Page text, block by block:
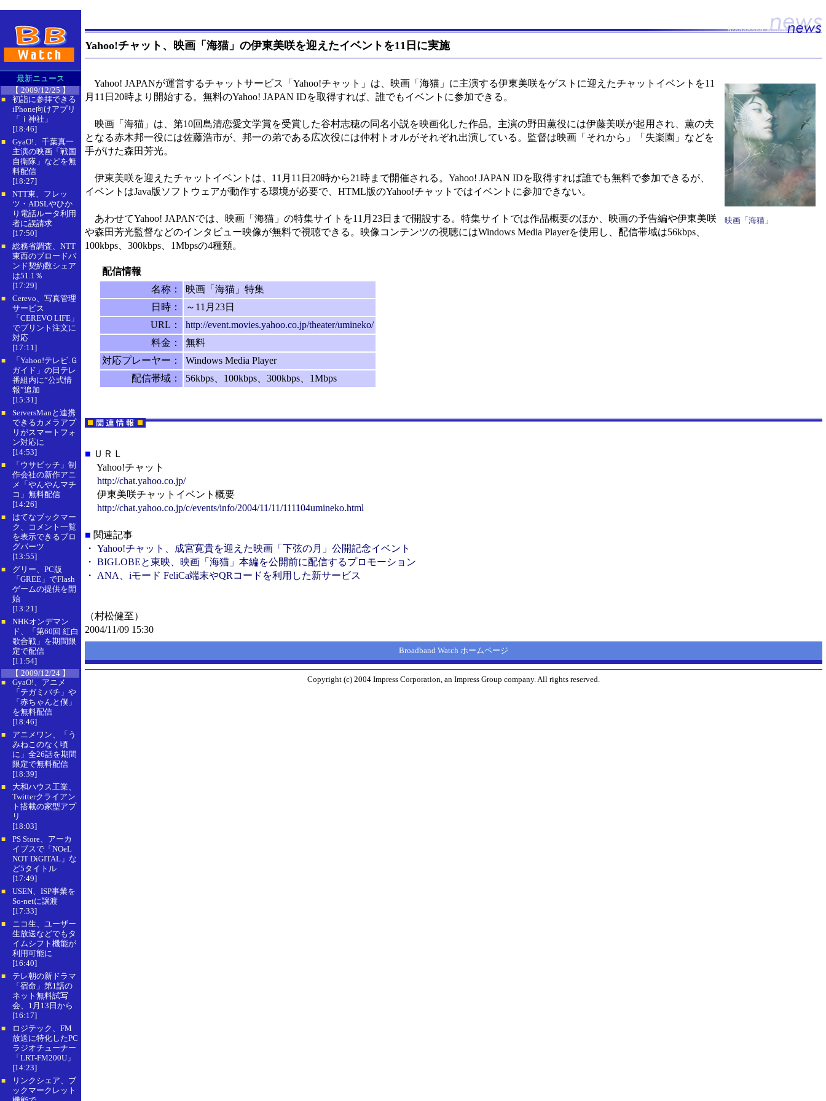
最新ニュース
【 2009/12/25 】
■
初詣に参拝できる
iPhone向けアプリ
「ｉ神社」
[18:46]
■
GyaO!、千葉真一
主演の映画「戦国
自衛隊」などを無
料配信
[18:27]
■
NTT東、フレッ
ツ・ADSLやひか
り電話ルータ利用
者に誤請求
[17:50]
■
総務省調査、NTT
東西のブロードバ
ンド契約数シェア
は51.1％
[17:29]
■
Cerevo、写真管理
サービス
「CEREVO LIFE」
でプリント注文に
対応
[17:11]
■
「Yahoo!テレビ.Ｇ
ガイド」の日テレ
番組内に“公式情
報”追加
[15:31]
■
ServersManと連携
できるカメラアプ
リがスマートフォ
ン対応に
[14:53]
■
「ウサビッチ」制
作会社の新作アニ
メ「やんやんマチ
コ」無料配信
[14:26]
■
はてなブックマー
ク、コメント一覧
を表示できるブロ
グパーツ
[13:55]
■
グリー、PC版
「GREE」でFlash
ゲームの提供を開
始
[13:21]
■
NHKオンデマン
ド、「第60回 紅白
歌合戦」を期間限
定で配信
[11:54]
【 2009/12/24 】
■
GyaO!、アニメ
「テガミバチ」や
「赤ちゃんと僕」
を無料配信
[18:46]
■
アニメワン、「う
みねこのなく頃
に」全26話を期間
限定で無料配信
[18:39]
■
大和ハウス工業、
Twitterクライアン
ト搭載の家型アプ
リ
[18:03]
■
PS Store、アーカ
イブスで「NOeL
NOT DiGITAL」な
ど5タイトル
[17:49]
■
USEN、ISP事業を
So-netに譲渡
[17:33]
■
ニコ生、ユーザー
生放送などでもタ
イムシフト機能が
利用可能に
[16:40]
■
テレ朝の新ドラマ
「宿命」第1話の
ネット無料試写
会、1月13日から
[16:17]
■
ロジテック、FM
放送に特化したPC
ラジオチューナー
「LRT-FM200U」
[14:23]
■
リンクシェア、ブ
ックマークレット
Yahoo!チャット、映画「海猫」の伊東美咲を迎えたイベントを11日に実施
映画「海猫」
Yahoo! JAPANが運営するチャットサービス「Yahoo!チャット」は、映画「海猫」に主演する伊東美咲をゲストに迎えたチャットイベントを11
月11日20時より開始する。無料のYahoo! JAPAN IDを取得すれば、誰でもイベントに参加できる。
映画「海猫」は、第10回島清恋愛文学賞を受賞した谷村志穂の同名小説を映画化した作品。主演の野田薫役には伊藤美咲が起用され、薫の夫
となる赤木邦一役には佐藤浩市が、邦一の弟である広次役には仲村トオルがそれぞれ出演している。監督は映画「それから」「失楽園」などを
手がけた森田芳光。
伊東美咲を迎えたチャットイベントは、11月11日20時から21時まで開催される。Yahoo! JAPAN IDを取得すれば誰でも無料で参加できるが、
イベントはJava版ソフトウェアが動作する環境が必要で、HTML版のYahoo!チャットではイベントに参加できない。
あわせてYahoo! JAPANでは、映画「海猫」の特集サイトを11月23日まで開設する。特集サイトでは作品概要のほか、映画の予告編や伊東美咲
や森田芳光監督などのインタビュー映像が無料で視聴できる。映像コンテンツの視聴にはWindows Media Playerを使用し、配信帯域は56kbps、
100kbps、300kbps、1Mbpsの4種類。
配信情報
名称：
映画「海猫」特集
日時：
～11月23日
URL：
http://event.movies.yahoo.co.jp/theater/umineko/
料金：
無料
対応プレーヤー：
Windows Media Player
配信帯域：
56kbps、100kbps、300kbps、1Mbps
■ ＵＲＬ
Yahoo!チャット
http://chat.yahoo.co.jp/
伊東美咲チャットイベント概要
http://chat.yahoo.co.jp/c/events/info/2004/11/11/111104umineko.html
■ 関連記事
・ Yahoo!チャット、成宮寛貴を迎えた映画「下弦の月」公開記念イベント
・ BIGLOBEと東映、映画「海猫」本編を公開前に配信するプロモーション
・ ANA、iモード FeliCa端末やQRコードを利用した新サービス
（村松健至）
2004/11/09 15:30
Broadband Watch ホームページ
Copyright (c) 2004 Impress Corporation, an Impress Group company. All rights reserved.